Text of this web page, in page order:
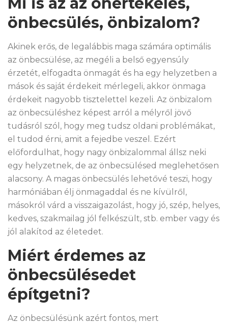
önbecsülés, önbizalom?
Akinek erős, de legalábbis maga számára optimális
az önbecsülése, az megéli a belső egyensúly
érzetét, elfogadta önmagát és ha egy helyzetben a
mások és saját érdekeit mérlegeli, akkor önmaga
érdekeit nagyobb tisztelettel kezeli. Az önbizalom
az önbecsüléshez képest arról a mélyről jövő
tudásról szól, hogy meg tudsz oldani problémákat,
el tudod érni, amit a fejedbe veszel. Ezért
előfordulhat, hogy nagy önbizalommal állsz neki
egy helyzetnek, de az önbecsülésed meglehetősen
alacsony. A magas önbecsülés lehetővé teszi, hogy
harmóniában élj önmagaddal és ne kívülről,
másokról várd a visszaigazolást, hogy jó, szép, helyes,
kedves, szakmailag jól felkészült, stb. ember vagy és
jól alakítod az életedet.
Miért érdemes az
önbecsülésedet
építgetni?
Az önbecsülésünk azért fontos, mert